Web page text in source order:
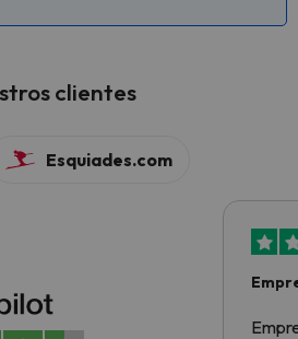
clientes
Esquiades.com